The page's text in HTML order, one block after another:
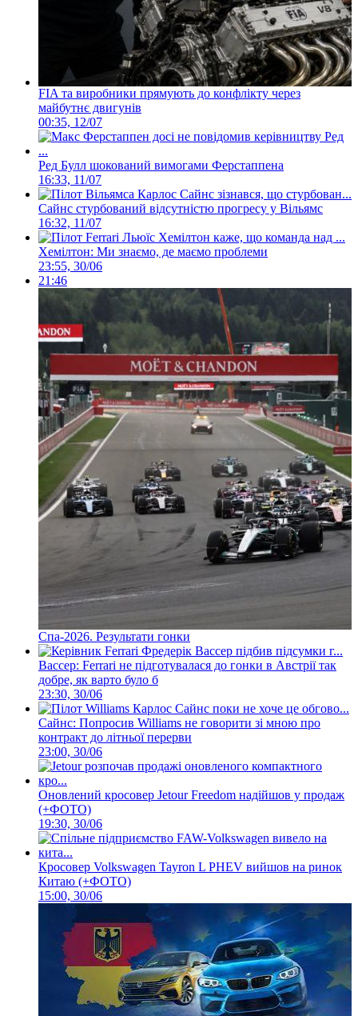
FIA та виробники прямують до конфлікту через
майбутнє двигунів
00:35, 12/07
Ред Булл шокований вимогами Ферстаппена
16:33, 11/07
Сайнс стурбований відсутністю прогресу у Вільямс
16:32, 11/07
Хемілтон: Ми знаємо, де маємо проблеми
23:55, 30/06
21:46
Спа-2026. Результати гонки
Вассер: Ferrari не підготувалася до гонки в Австрії так
добре, як варто було б
23:30, 30/06
Сайнс: Попросив Williams не говорити зі мною про
контракт до літньої перерви
23:00, 30/06
Оновлений кросовер Jetour Freedom надійшов у продаж
(+ФОТО)
19:30, 30/06
Кросовер Volkswagen Tayron L PHEV вийшов на ринок
Китаю (+ФОТО)
15:00, 30/06